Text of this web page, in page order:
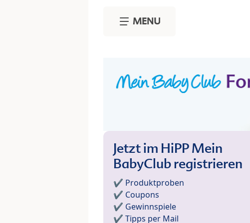
MENU
Jetzt im HiPP Mein
BabyClub registrieren
✔️ Produktproben
✔️ Coupons
✔️ Gewinnspiele
✔️ Tipps per Mail